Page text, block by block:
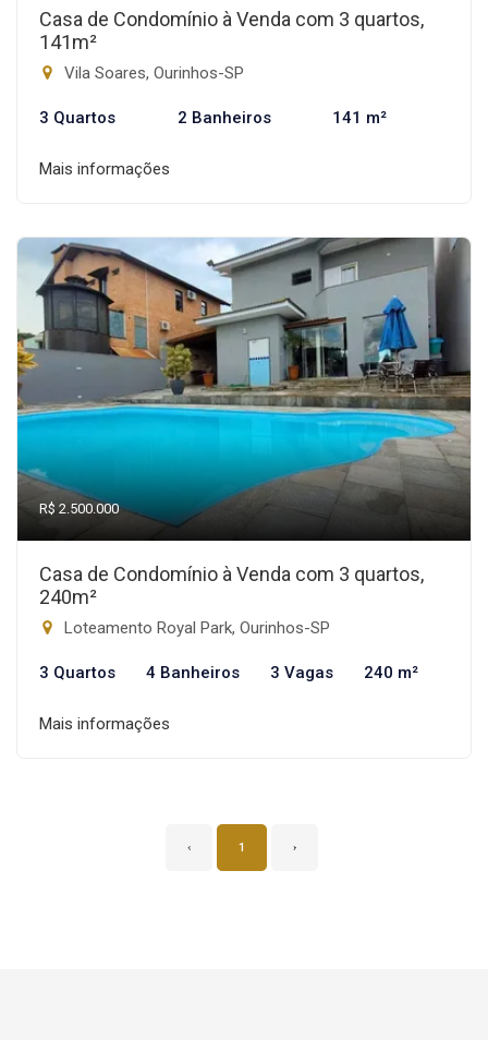
Casa de Condomínio à Venda com 3 quartos,
141m²
Vila Soares, Ourinhos-SP
3 Quartos 2 Banheiros 141 m²
Mais informações
R$ 2.500.000
Casa de Condomínio à Venda com 3 quartos,
240m²
Loteamento Royal Park, Ourinhos-SP
3 Quartos 4 Banheiros 3 Vagas 240 m²
Mais informações
‹ 1 ›